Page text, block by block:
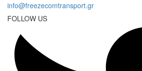
info@freezecomtransport.gr
FOLLOW US